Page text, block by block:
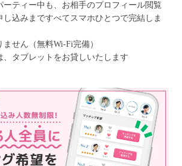
ーティー中も、お相手のプロフィール閲覧
し込みまですべてスマホひとつで完結しま
せん（無料Wi-Fi完備）
タブレットをお貸しいたします